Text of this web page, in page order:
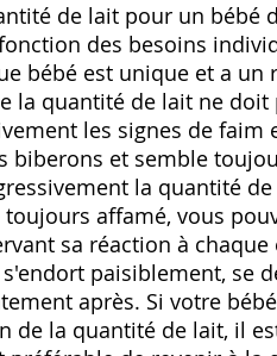
de lait pour un bébé
des besoins
bébé est unique et a
la quantité de lait ne
les signes de
biberons et semble
la quantité
affamé, vous
sa réaction à
paisiblement, se
après. Si votre
de la quantité de lait, il